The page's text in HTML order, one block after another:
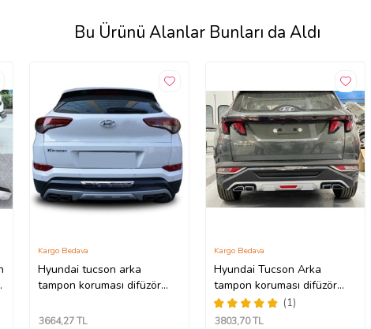
Bu Ürünü Alanlar Bunları da Aldı
Hyundai tucson arka
tampon koruması difüzör
Kargo Bedava
3664,27 TL
Hyundai Tucson Arka
tampon koruması difüzör
2021+
(1)
Kargo Bedava
3803,70 TL